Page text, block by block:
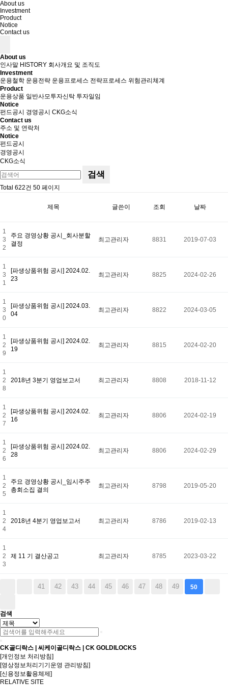
About us
Investment
Product
Notice
Contact us
About us
인사말 HISTORY 회사개요 및 조직도
Investment
운용철학 운용전략 운용프로세스 전략프로세스 위험관리체계
Product
운용상품 일반사모투자신탁 투자일임
Notice
펀드공시
경영공시 CKG소식
Contact us
주소 및 연락처
Notice
펀드공시
경영공시
CKG소식
검색
Total 622건 50 페이지
제목 글쓴이 조회 날짜
1
3
2
주요 경영상황 공시_회사분할
결정
최고관리자 8831 2019-07-03
1
3
1
[파생상품위험 공시] 2024.02.
23
최고관리자 8825 2024-02-26
1
3
0
[파생상품위험 공시] 2024.03.
04
최고관리자 8822 2024-03-05
1
2
9
[파생상품위험 공시] 2024.02.
19
최고관리자 8815 2024-02-20
1
2
8
2018년 3분기 영업보고서 최고관리자 8808 2018-11-12
1
2
7
[파생상품위험 공시] 2024.02.
16
최고관리자 8806 2024-02-19
1
2
6
[파생상품위험 공시] 2024.02.
28
최고관리자 8806 2024-02-29
1
2
5
주요 경영상황 공시_임시주주
총회소집 결의
최고관리자 8798 2019-05-20
1
2
4
2018년 4분기 영업보고서 최고관리자 8786 2019-02-13
1
2
3
제 11 기 결산공고 최고관리자 8785 2023-03-22
41 42 43 44 45 46 47 48 49 50
검색
CK골디락스 | 씨케이골디락스 | CK GOLDILOCKS
[개인정보 처리방침]
[영상정보처리기기운영 관리방침]
[신용정보활용체제]
RELATIVE SITE